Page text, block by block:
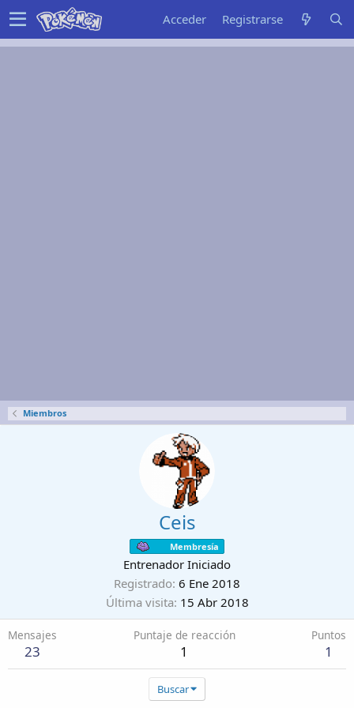
Acceder Registrarse
Miembros
Ceis
Membresía
Entrenador Iniciado
Registrado 6 Ene 2018
Última visita 15 Abr 2018
Mensajes
23
Puntaje de reacción
1
Puntos
1
Buscar